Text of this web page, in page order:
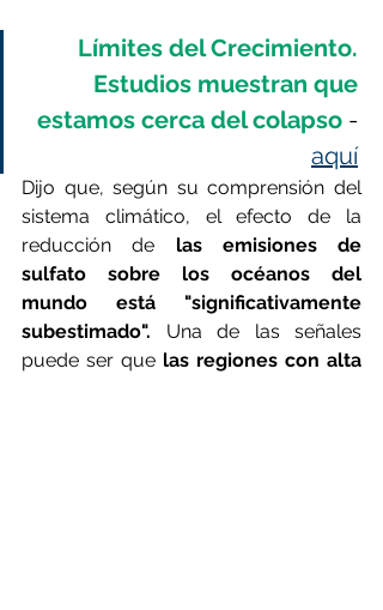
Límites del Crecimiento.
Estudios muestran que
estamos cerca del colapso -
aquí
Dijo que, según su comprensión del
sistema climático, el efecto de la
reducción de las emisiones de
sulfato sobre los océanos del
mundo está "significativamente
subestimado". Una de las señales
puede ser que las regiones con alta